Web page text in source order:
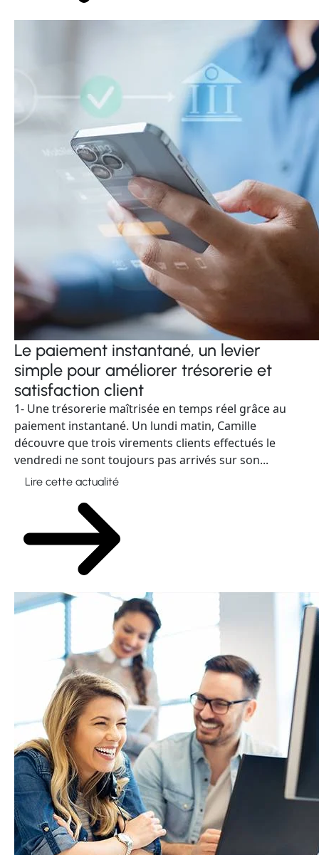
Le paiement instantané, un levier
simple pour améliorer trésorerie et
satisfaction client
1- Une trésorerie maîtrisée en temps réel grâce au
paiement instantané. Un lundi matin, Camille
découvre que trois virements clients effectués le
vendredi ne sont toujours pas arrivés sur son...
Lire cette actualité